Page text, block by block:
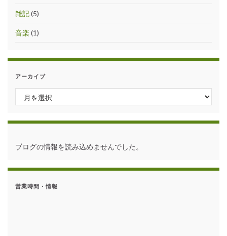
雑記(5)
音楽 (1)
アーカイブ
アーカイブ
ブログの情報を読み込めませんでした。
営業時間・情報